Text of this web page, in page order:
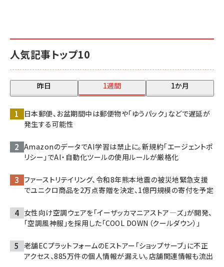
人気記事トップ10
昨日 1週間 1か月
日本郵便、お盆期間中は郵便物や「ゆうパック」などで遅延が
発生する可能性
AmazonのデータでAI学習は禁止に。新規約「エージェントポ
リシー」でAI・自動化ツールの使用ルールが厳格化
ファーストリテイリング、令和8年熊本地震の被災地緊急支援
でユニクロ商品を2万点寄贈を決定、1億円規模の寄付を予定
女性向け空調ウェアを「イーザッカマニアストア―ズ」が開発、
「空調風神服」を採用した「COOL DOWN（クールダウン）」
老舗ECプラットフォームのEストアー「ショップサーブ」に不正
アクセス、885万件の個人情報が漏えい。店舗関連情報も流出